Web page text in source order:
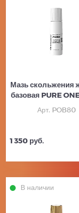
Мазь скольжения
базовая PURE
Арт. POB80
1 350 руб.
В наличии